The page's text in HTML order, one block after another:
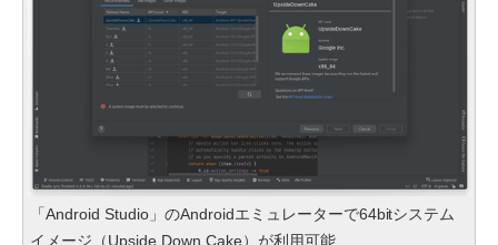
「Android Studio」のAndroidエミュレーターで64bitシステム
イメージ（Upside Down Cake）が利用可能